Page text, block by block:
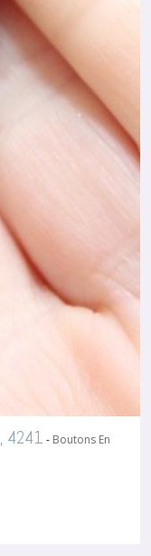
4241 - Boutons En